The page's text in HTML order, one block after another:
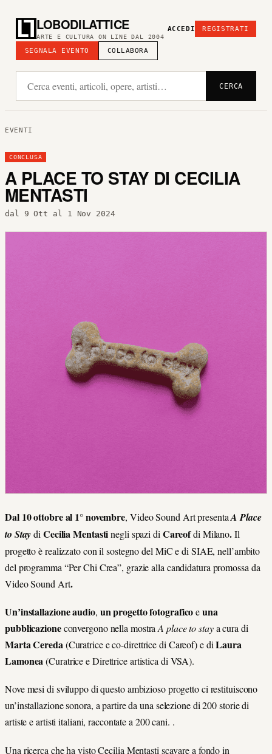
LOBODILATTICE
ARTE E CULTURA ON LINE DAL 2004
SEGNALA EVENTO COLLABORA
ACCEDI REGISTRATI
CERCA
EVENTI
CONCLUSA
A PLACE TO STAY DI CECILIA
MENTASTI
dal 9 Ott al 1 Nov 2024
Dal 10 ottobre al 1° novembre, Video Sound Art presentaA Place
to Staydi Cecilia Mentastinegli spazi di Careofdi Milano.Il
progetto è realizzato con il sostegno del MiC e di SIAE, nell’ambito
del programma “Per Chi Crea”, grazie alla candidatura promossa da
Video Sound Art.
Un’installazione audio, un progetto fotograficoeuna
pubblicazioneconvergono nella mostraA place to staya cura di
Marta Cereda(Curatrice e co-direttrice di Careof) e diLaura
Lamonea(Curatrice e Direttrice artistica di VSA).
Nove mesi di sviluppo di questo ambizioso progetto ci restituiscono
un’installazione sonora, a partire da una selezione di 200 storie di
artiste e artisti italiani, raccontate a 200 cani. .
Una ricerca che ha visto Cecilia Mentasti scavare a fondo in